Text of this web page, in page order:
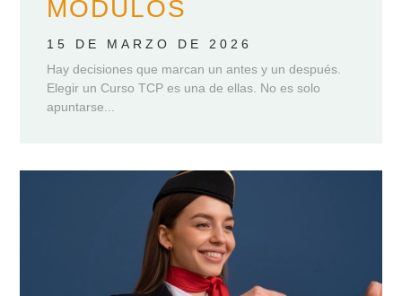
MÓDULOS
15 DE MARZO DE 2026
Hay decisiones que marcan un antes y un después.
Elegir un Curso TCP es una de ellas. No es solo
apuntarse...